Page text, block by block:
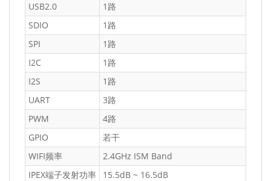
USB2.0
1路
SDIO
1路
SPI
1路
I2C
1路
I2S
1路
UART
3路
PWM
4路
GPIO
若干
WIFI频率
2.4GHz ISM Band
IPEX端子发射功率
15.5dB ~ 16.5dB